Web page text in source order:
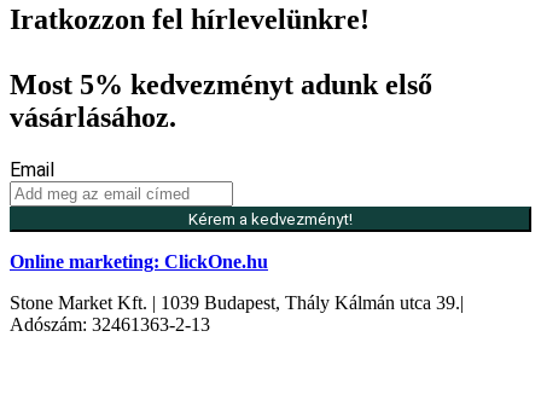
Iratkozzon fel hírlevelünkre!
Most 5% kedvezményt adunk első
vásárlásához.
Email
Kérem a kedvezményt!
Online marketing: ClickOne.hu
Stone Market Kft. | 1039 Budapest, Thály Kálmán utca 39.|
Adószám: 32461363-2-13